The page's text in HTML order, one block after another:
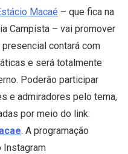
Macaé – que fica na
Campista – vai promover
presencial contará com
e será totalmente
Poderão participar
e admiradores pelo tema,
por meio do link:
. A programação
Instagram